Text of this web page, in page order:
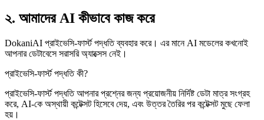
২. আমাদের AI কীভাবে কাজ করে
DokaniAI প্রাইভেসি-ফার্স্ট পদ্ধতি ব্যবহার করে। এর মানে AI মডেলের কখনোই
আপনার ডেটাবেসে সরাসরি অ্যাক্সেস নেই।
প্রাইভেসি-ফার্স্ট পদ্ধতি কী?
প্রাইভেসি-ফার্স্ট পদ্ধতি আপনার প্রশ্নের জন্য প্রয়োজনীয় নির্দিষ্ট ডেটা মাত্র সংগ্রহ
করে, AI-কে অস্থায়ী কন্টেক্সট হিসেবে দেয়, এবং উত্তর তৈরির পর কন্টেক্সট মুছে ফেলা
হয়।